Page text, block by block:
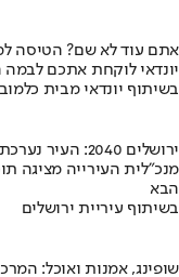
אתם עוד לא שם? הטיסה
יונדאי לוקחת אתכם לבמה
בשיתוף יונדאי מבית
ירושלים 2040: העיר נערכת ל- 1.5 מליון תושבים
מנכ"לית העירייה מציגה
הבא
בשיתוף עיריית ירושלים
שופינג, אמנות ואוכל: